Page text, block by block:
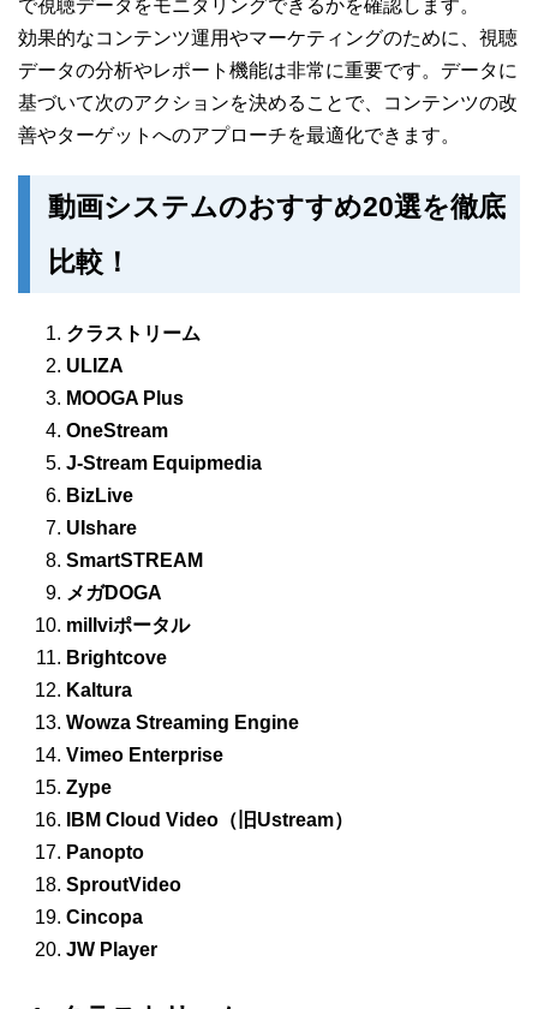
で視聴データをモニタリングできるかを確認します。
効果的なコンテンツ運用やマーケティングのために、視聴
データの分析やレポート機能は非常に重要です。データに
基づいて次のアクションを決めることで、コンテンツの改
善やターゲットへのアプローチを最適化できます。
動画システムのおすすめ20選を徹底
比較！
クラストリーム
ULIZA
MOOGA Plus
OneStream
J-Stream Equipmedia
BizLive
UIshare
SmartSTREAM
メガDOGA
millviポータル
Brightcove
Kaltura
Wowza Streaming Engine
Vimeo Enterprise
Zype
IBM Cloud Video（旧Ustream）
Panopto
SproutVideo
Cincopa
JW Player